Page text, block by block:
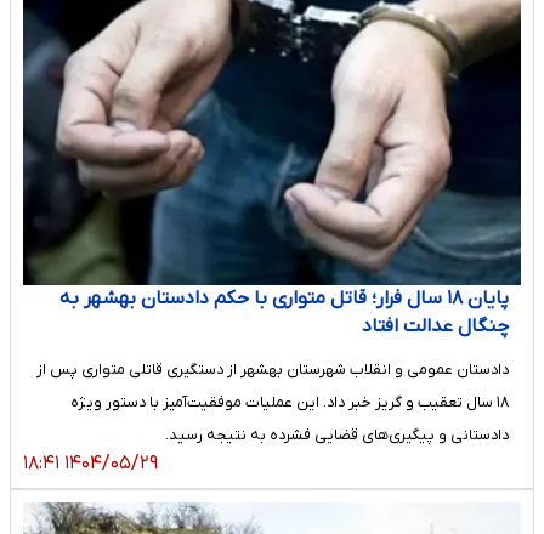
پایان ۱۸ سال فرار؛ قاتل متواری با حکم دادستان بهشهر به
چنگال عدالت افتاد
دادستان عمومی و انقلاب شهرستان بهشهر از دستگیری قاتلی متواری پس از
۱۸ سال تعقیب و گریز خبر داد. این عملیات موفقیت‌آمیز با دستور ویژه
دادستانی و پیگیری‌های قضایی فشرده به نتیجه رسید.
۱۴۰۴/۰۵/۲۹ ۱۸:۴۱